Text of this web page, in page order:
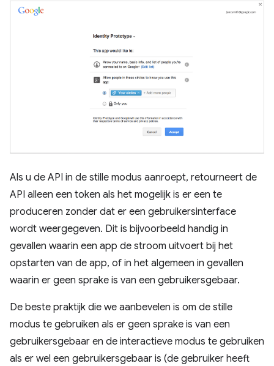
Als u de API in de stille modus aanroept, retourneert de
API alleen een token als het mogelijk is er een te
produceren zonder dat er een gebruikersinterface
wordt weergegeven. Dit is bijvoorbeeld handig in
gevallen waarin een app de stroom uitvoert bij het
opstarten van de app, of in het algemeen in gevallen
waarin er geen sprake is van een gebruikersgebaar.
De beste praktijk die we aanbevelen is om de stille
modus te gebruiken als er geen sprake is van een
gebruikersgebaar en de interactieve modus te gebruiken
als er wel een gebruikersgebaar is (de gebruiker heeft